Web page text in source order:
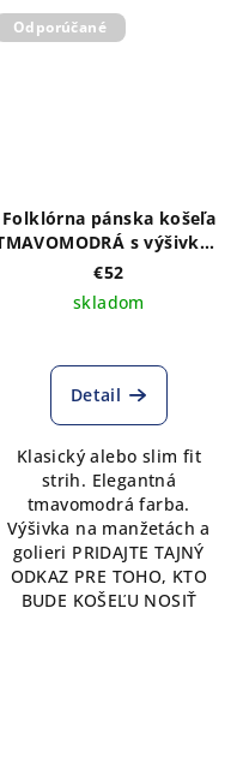
Odporúčané
Folklórna pánska košeľa
s výšivkou
vzor Kristián2 v bielej
€52
skladom
Detail
Klasický alebo slim fit
strih. Elegantná
tmavomodrá farba.
Výšivka na manžetách a
golieri PRIDAJTE TAJNÝ
ODKAZ PRE TOHO, KTO
BUDE KOŠEĽU NOSIŤ